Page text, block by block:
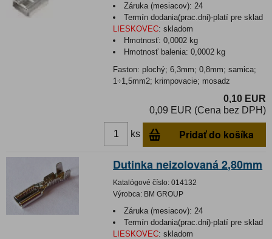
Záruka (mesiacov): 24
Termín dodania(prac.dni)-platí pre sklad
LIESKOVEC: skladom
Hmotnosť:0,0002 kg
Hmotnosť balenia:0,0002 kg
Faston: plochý; 6,3mm; 0,8mm; samica;
1÷1,5mm2; krimpovacie; mosadz
0,10 EUR
0,09 EUR (Cena bez DPH)
ks Pridať do košíka
Dutinka neizolovaná 2,80mm
Katalógové číslo: 014132
Výrobca: BM GROUP
Záruka (mesiacov): 24
Termín dodania(prac.dni)-platí pre sklad
LIESKOVEC: skladom